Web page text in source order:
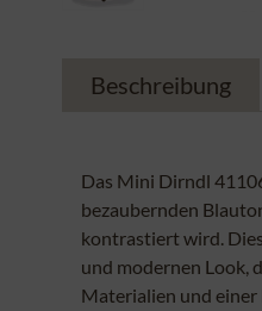
Beschreibung
Das Mini Dirndl
bezaubernden
kontrastiert wird.
und modernen Look,
Materialien und